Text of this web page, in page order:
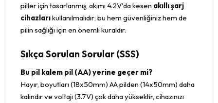
piller için tasarlanmış, akımı 4.2V'da kesen akıllı şarj
cihazlarıkullanılmalıdır; bu hem güvenliğiniz hem de
pilin sağlığı için en önemli kuraldır.
Sıkça Sorulan Sorular (SSS)
Bu pil kalem pil (AA) yerine geçer mi?
Hayır, boyutları (18x50mm) AA pilden (14x50mm) daha
kalındır ve voltajı (3.7V) çok daha yüksektir, cihazınızı